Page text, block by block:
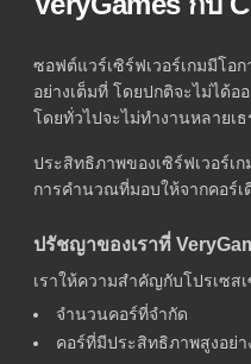
ซอฟต์แวร์เซิร์ฟเวอร์เกมมีโอ
อย่างเต็มที่ โดยปกติจะไม่ได้
โดยทั่วไปจะไม่ทำงานหลายเธ
ประสิทธิภาพของเซิร์ฟเวอร์เ
การคำนวณที่มอบให้จากคอร์เ
ปรัชญาของเราที่
เราให้ความสำคัญกับโปรเซส
จำนวนคอร์ที่จำกัด
คอร์ที่มีประสิทธิภาพสูงอย่า